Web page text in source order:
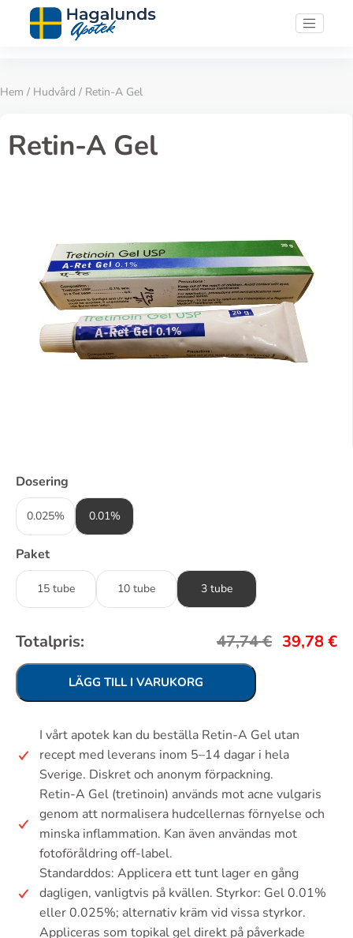
Hem / Hudvård / Retin-A Gel
Retin-A Gel
Dosering
0.025% 0.01%
Paket
15 tube 10 tube 3 tube
Totalpris: 47,74€ 39,78€
LÄGG TILL I VARUKORG
I vårt apotek kan du beställa Retin-A Gel utan
recept med leverans inom 5–14 dagar i hela
Sverige. Diskret och anonym förpackning.
Retin-A Gel (tretinoin) används mot acne vulgaris
genom att normalisera hudcellernas förnyelse och
minska inflammation. Kan även användas mot
fotoföråldring off-label.
Standarddos: Applicera ett tunt lager en gång
dagligen, vanligtvis på kvällen. Styrkor: Gel 0.01%
eller 0.025%; alternativ kräm vid vissa styrkor.
Appliceras som topikal gel direkt på påverkade